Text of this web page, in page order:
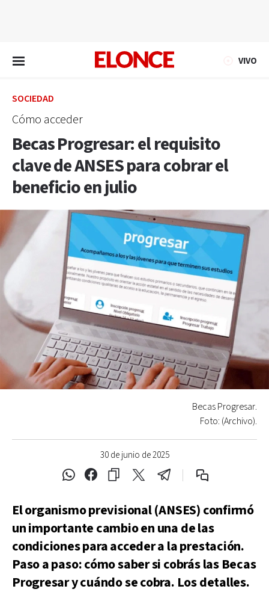
VIVO
SOCIEDAD
Cómo acceder
Becas Progresar: el requisito
clave de ANSES para cobrar el
beneficio en julio
30 de junio de 2025
Becas Progresar.
Foto: (Archivo).
El organismo previsional (ANSES) confirmó
un importante cambio en una de las
condiciones para acceder a la prestación.
Paso a paso: cómo saber si cobrás las Becas
Progresar y cuándo se cobra. Los detalles.